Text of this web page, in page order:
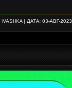
IVASHKA| ДАТА: 03-АВГ-2023